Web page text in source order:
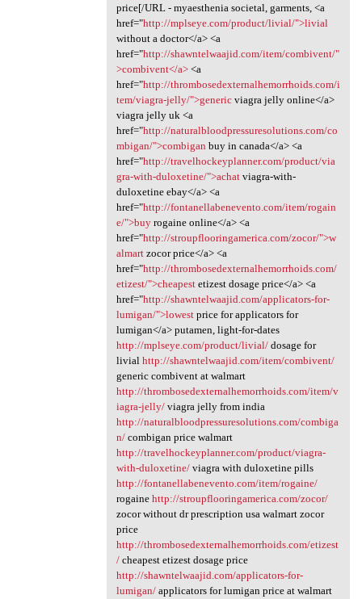
price[/URL - myaesthenia societal, garments, <a
href="http://mplseye.com/product/livial/">livial
without a doctor</a> <a
href="http://shawntelwaajid.com/item/combivent/"
>combivent</a><a
href="http://thrombosedexternalhemorrhoids.com/i
tem/viagra-jelly/">genericviagra jelly online</a>
viagra jelly uk <a
href="http://naturalbloodpressuresolutions.com/co
mbigan/">combigan buy in canada</a> <a
href="http://travelhockeyplanner.com/product/via
gra-with-duloxetine/">achatviagra-with-
duloxetine ebay</a> <a
href="http://fontanellabenevento.com/item/rogain
e/">buyrogaine online</a> <a
href="http://stroupflooringamerica.com/zocor/">w
almartzocor price</a> <a
href="http://thrombosedexternalhemorrhoids.com/
etizest/">cheapestetizest dosage price</a> <a
href="http://shawntelwaajid.com/applicators-for-
lumigan/">lowestprice for applicators for
lumigan</a> putamen, light-for-dates
http://mplseye.com/product/livial/dosage for
livial http://shawntelwaajid.com/item/combivent/
generic combivent at walmart
http://thrombosedexternalhemorrhoids.com/item/v
iagra-jelly/viagra jelly from india
http://naturalbloodpressuresolutions.com/combiga
n/combigan price walmart
http://travelhockeyplanner.com/product/viagra-
with-duloxetine/viagra with duloxetine pills
http://fontanellabenevento.com/item/rogaine/
rogaine http://stroupflooringamerica.com/zocor/
zocor without dr prescription usa walmart zocor
price
http://thrombosedexternalhemorrhoids.com/etizest
/cheapest etizest dosage price
http://shawntelwaajid.com/applicators-for-
lumigan/applicators for lumigan price at walmart